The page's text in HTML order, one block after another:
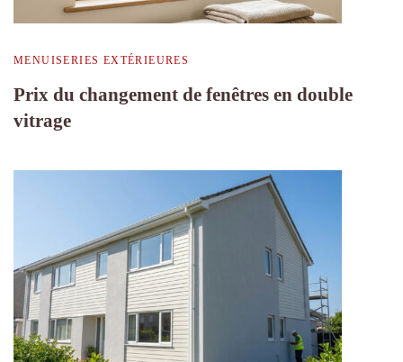
MENUISERIES EXTÉRIEURES
Prix du changement de fenêtres en double
vitrage